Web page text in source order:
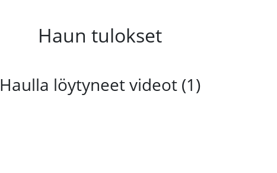
Haun tulokset
Haulla löytyneet videot (1)